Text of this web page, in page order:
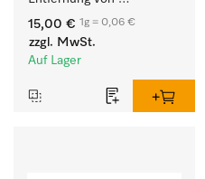
hartnäckigen
Kalkablagerungen.
15,00 € 1g = 0,06 €
zzgl. MwSt.
Auf Lager